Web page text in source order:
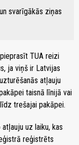
svarīgākās ziņas
TUA reizi
ja viņš ir Latvijas
atļauju
taisnā līnijā vai
trešajai pakāpei.
uz laiku, kas
reģistrēts